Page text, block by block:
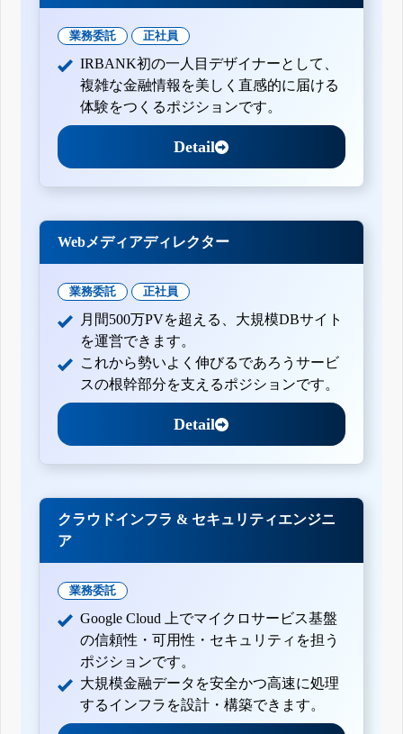
業務委託 正社員
IRBANK初の一人目デザイナーとして、
複雑な金融情報を美しく直感的に届ける
体験をつくるポジションです。
Detail
Webメディアディレクター
業務委託 正社員
月間500万PVを超える、大規模DBサイト
を運営できます。
これから勢いよく伸びるであろうサービ
スの根幹部分を支えるポジションです。
Detail
クラウドインフラ & セキュリティエンジニ
ア
業務委託
Google Cloud 上でマイクロサービス基盤
の信頼性・可用性・セキュリティを担う
ポジションです。
大規模金融データを安全かつ高速に処理
するインフラを設計・構築できます。